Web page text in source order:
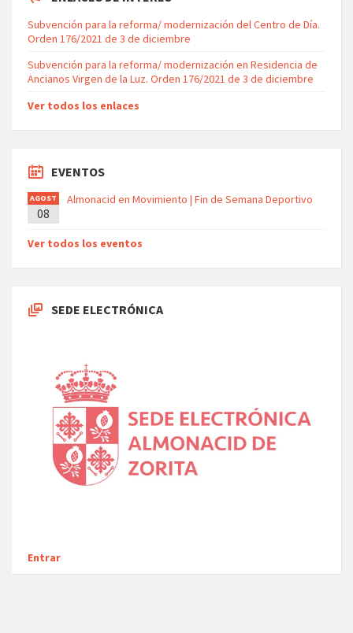
Subvención para la reforma/ modernización del Centro de Día.
Orden 176/2021 de 3 de diciembre
Subvención para la reforma/ modernización en Residencia de
Ancianos Virgen de la Luz. Orden 176/2021 de 3 de diciembre
Ver todos los enlaces
EVENTOS
AGOST
O
08
Almonacid en Movimiento | Fin de Semana Deportivo
Ver todos los eventos
SEDE ELECTRÓNICA
Entrar